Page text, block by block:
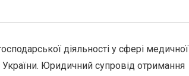
діяльності у сфері медичної
України. Юридичний супровід отримання